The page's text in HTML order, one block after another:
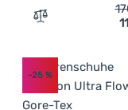
Zum Vergleich
-25 %